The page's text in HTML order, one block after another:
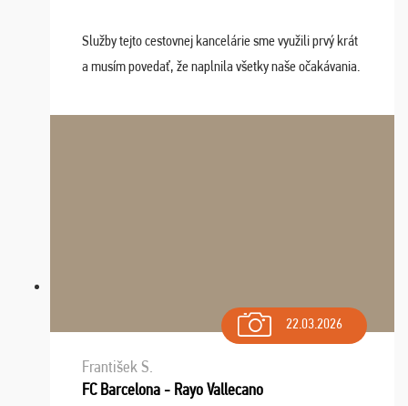
Služby tejto cestovnej kancelárie sme využili prvý krát
a musím povedať, že naplnila všetky naše očakávania.
dispozícii nonstop (milí, profesionálni ...
22.03.2026
František S.
FC Barcelona - Rayo Vallecano